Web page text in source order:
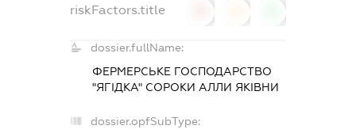
riskFactors.title
dossier.fullName:
ФЕРМЕРСЬКЕ ГОСПОДАРСТВО
"ЯГІДКА" СОРОКИ АЛЛИ ЯКІВНИ
dossier.opfSubType: